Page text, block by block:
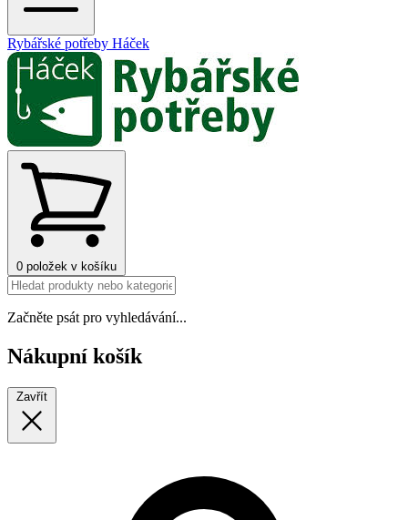
Rybářské potřeby Háček
0 položek v košíku
Začněte psát pro vyhledávání...
Nákupní košík
Zavřít